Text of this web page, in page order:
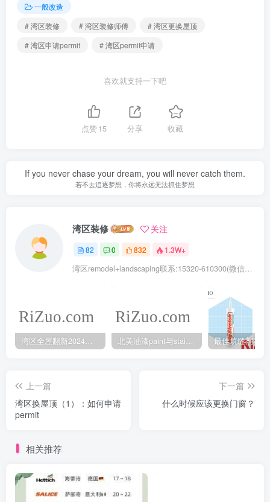
一般改造
# 湾区装修
# 湾区装修师傅
# 湾区更换屋顶
# 湾区申请permit
# 湾区permit申请
喜欢就支持一下吧
点赞15 分享 收藏
If you never chase your dream, you will never catch them.
若不去追逐梦想，你将永远无法抓住梦想
湾区装修 关注
82 0 832 1.3W+
湾区remodel+landscaping联系:15320-610300(微信同号去掉-)
上一篇
湾区换屋顶（1）：如何申请
permit
下一篇
什么时候应该更换门窗？
相关推荐